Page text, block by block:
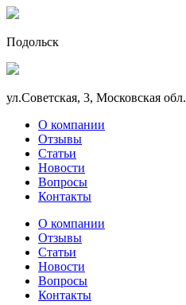
Подольск
ул.Советская, 3, Московская обл.
О компании
Отзывы
Статьи
Новости
Вопросы
Контакты
О компании
Отзывы
Статьи
Новости
Вопросы
Контакты